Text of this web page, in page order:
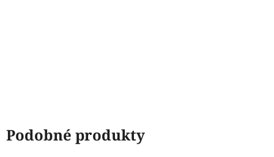
Podobné produkty